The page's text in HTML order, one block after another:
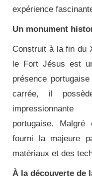
expérience
Un monument
Construit à la fin du
le Fort Jésus est
présence
carrée, il
portugaise.
fourni la majeure
matériaux et des
À la découverte de